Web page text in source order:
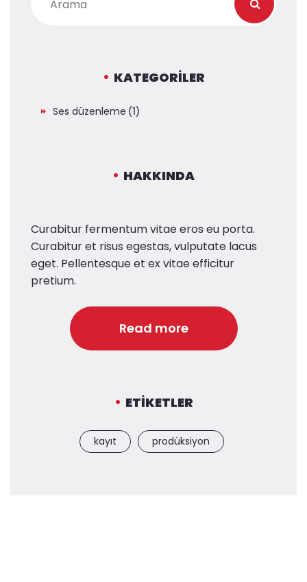
KATEGORILER
Ses düzenleme (1)
HAKKINDA
Curabitur fermentum vitae eros eu porta.
Curabitur et risus egestas, vulputate lacus
eget. Pellentesque et ex vitae efficitur
pretium.
Read more
ETIKETLER
kayıt prodüksiyon